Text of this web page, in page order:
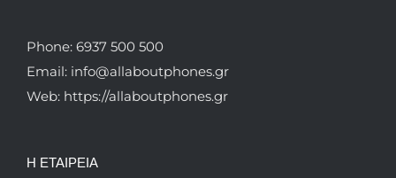
Phone: 6937 500 500
Email: info@allaboutphones.gr
Web: https://allaboutphones.gr
Η ΕΤΑΙΡΕΙΑ